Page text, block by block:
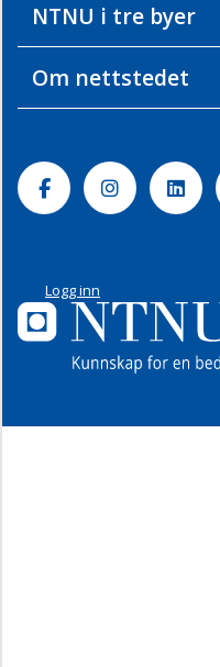
NTNU i tre byer
Om nettstedet
FacebookInstagram
Logg inn